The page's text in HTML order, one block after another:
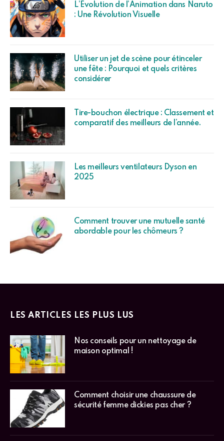
L’Évolution de l’Animation dans Naruto
: Une Révolution Visuelle
Utiliser un jet de scène pour étinceler
une fête : Pourquoi et quels critères
considérer
Tire-bouchon électrique : Classement et
comparatif des meilleurs de l’année.
Les meilleurs ventilateurs Dyson en
2025
Comment trouver une mutuelle santé
abordable pour les chômeurs ?
LES ARTICLES LES PLUS LUS
Nos conseils pour un nettoyage de
maison optimal !
Comment choisir une chaussure de
sécurité femme dickies pas cher ?